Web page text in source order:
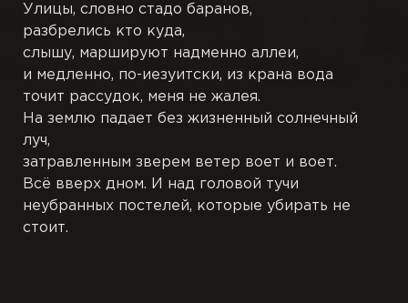
Иллюстрации
Публикации
Книги
Улицы, словно стадо баранов,
разбрелись кто куда,
слышу, маршируют надменно аллеи,
и медленно, по-иезуитски, из крана вода
точит рассудок, меня не жалея.
На землю падает без жизненный солнечный
луч,
затравленным зверем ветер воет и воет.
Всё вверх дном. И над головой тучи
неубранных постелей, которые убирать не
стоит.